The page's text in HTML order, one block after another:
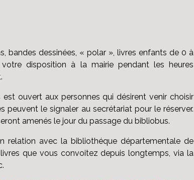
bandes dessinées, « polar », livres enfants de 0 à
disposition à la mairie pendant les heures
ouvert aux personnes qui désirent venir choisir
peuvent le signaler au secrétariat pour le réserver.
amenés le jour du passage du bibliobus.
relation avec la bibliothéque départementale de
que vous convoitez depuis longtemps, via la